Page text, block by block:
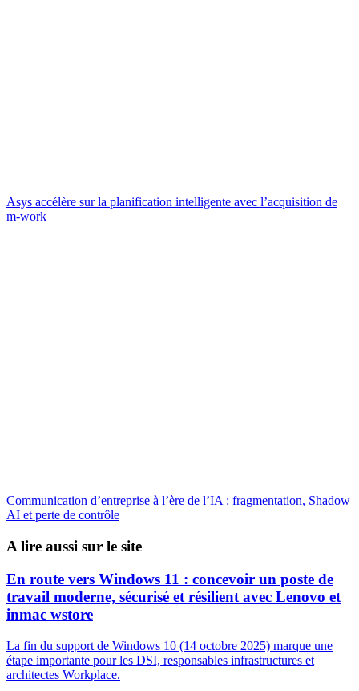
Asys accélère sur la planification intelligente avec l’acquisition de
m-work
Communication d’entreprise à l’ère de l’IA : fragmentation, Shadow
AI et perte de contrôle
A lire aussi sur le site
En route vers Windows 11 : concevoir un poste de
travail moderne, sécurisé et résilient avec Lenovo et
inmac wstore
La fin du support de Windows 10 (14 octobre 2025) marque une
étape importante pour les DSI, responsables infrastructures et
architectes Workplace.